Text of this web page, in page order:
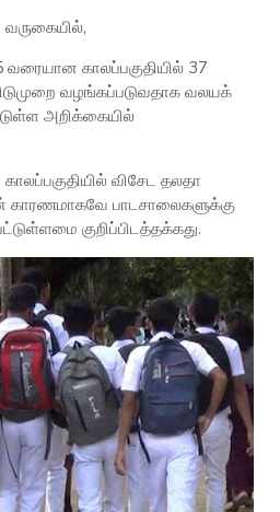
வருகையில்,
காலப்பகுதியில் 37
வழங்கப்படுவதாக வலயக்
அறிக்கையில்
விசேட தலதா
பாடசாலைகளுக்கு
குறிப்பிடத்தக்கது.